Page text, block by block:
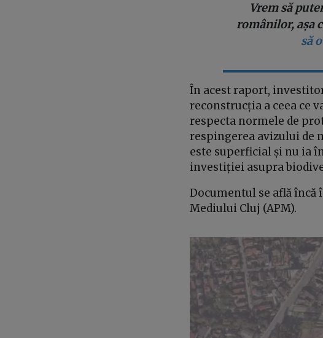
Vrem să
românilor, așa
să
În acest raport,
reconstrucția a ceea ce
respecta normele de
respingerea avizului de
este superficial și nu ia
investiției asupra
Documentul se află încă
Mediului Cluj (APM).